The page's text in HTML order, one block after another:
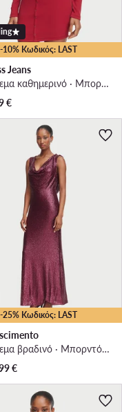
10% Κωδικός: LAST
Jeans
Φόρεμα καθημερινό · Μπορντό · Mini
€
25% Κωδικός: LAST
Φόρεμα βραδινό · Μπορντό · Maxi
€